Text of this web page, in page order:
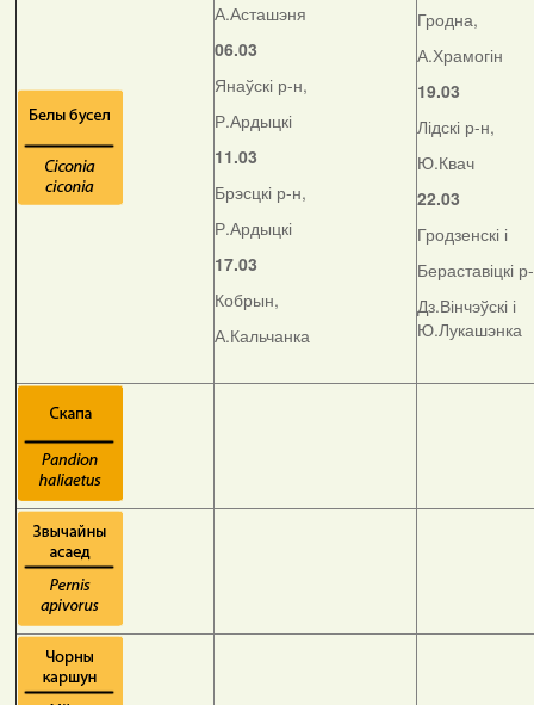
А.Асташэня
06.03
Янаўскі р-н,
Р.Ардыцкі
11.03
Брэсцкі р-н,
Р.Ардыцкі
17.03
Кобрын,
А.Кальчанка
Гродна,
А.Храмогін
19.03
Лідскі р-н,
Ю.Квач
22.03
Гродзенскі і
Бераставіцкі
Дз.Вінчэўскі і
Ю.Лукашэнка